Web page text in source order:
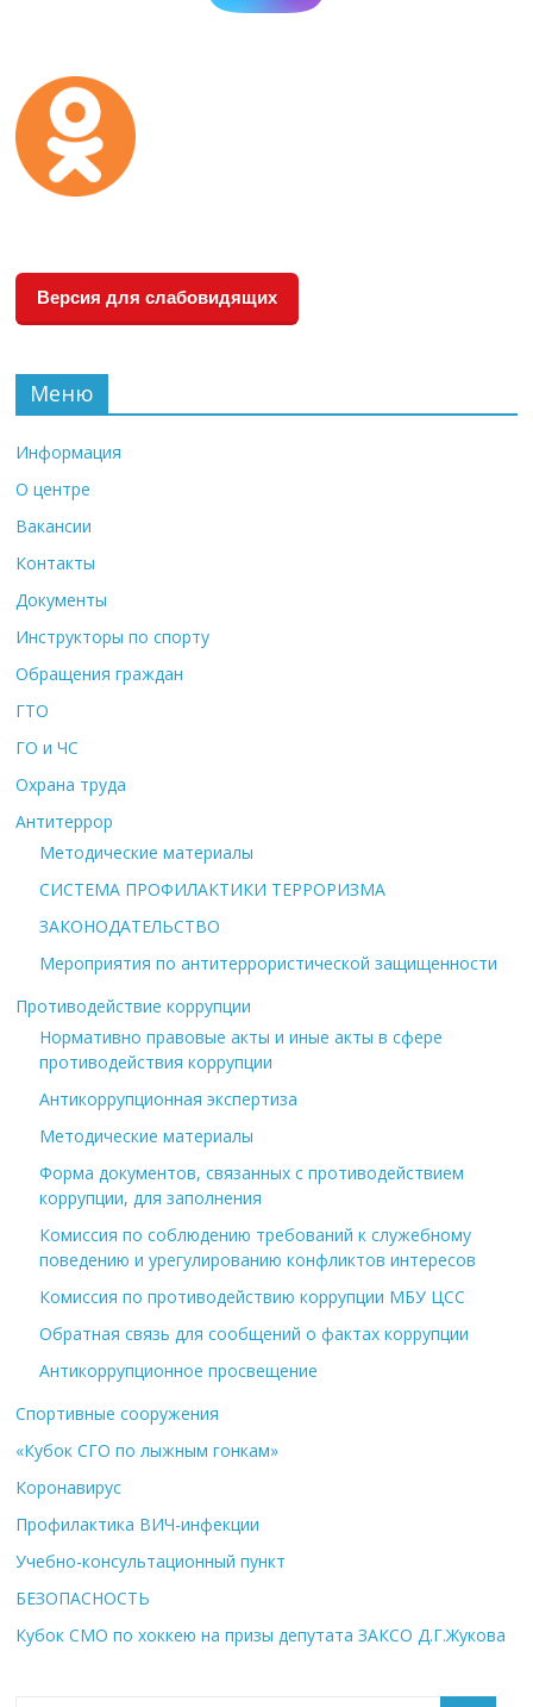
Версия для слабовидящих
Меню
Информация
О центре
Вакансии
Контакты
Документы
Инструкторы по спорту
Обращения граждан
ГТО
ГО и ЧС
Охрана труда
Антитеррор
Методические материалы
СИСТЕМА ПРОФИЛАКТИКИ ТЕРРОРИЗМА
ЗАКОНОДАТЕЛЬСТВО
Мероприятия по антитеррористической защищенности
Противодействие коррупции
Нормативно правовые акты и иные акты в сфере
противодействия коррупции
Антикоррупционная экспертиза
Методические материалы
Форма документов, связанных с противодействием
коррупции, для заполнения
Комиссия по соблюдению требований к служебному
поведению и урегулированию конфликтов интересов
Комиссия по противодействию коррупции МБУ ЦСС
Обратная связь для сообщений о фактах коррупции
Антикоррупционное просвещение
Спортивные сооружения
«Кубок СГО по лыжным гонкам»
Коронавирус
Профилактика ВИЧ-инфекции
Учебно-консультационный пункт
БЕЗОПАСНОСТЬ
Кубок СМО по хоккею на призы депутата ЗАКСО Д.Г.Жукова